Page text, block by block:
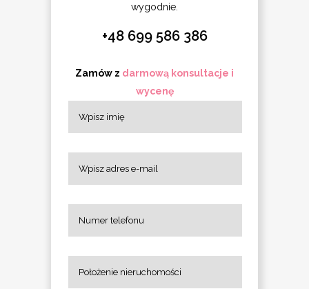
wygodnie.
+48 699 586 386
Zamów z darmową konsultacje i
wycenę